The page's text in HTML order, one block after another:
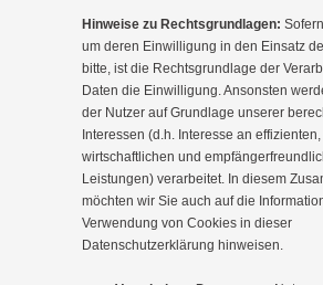
Hinweise zu Rechtsgrundlagen:
um deren Einwilligung in den Einsatz
bitte, ist die Rechtsgrundlage der
Daten die Einwilligung. Ansonsten
der Nutzer auf Grundlage unserer
Interessen (d.h. Interesse an effizienten,
wirtschaftlichen und
Leistungen) verarbeitet. In diesem
möchten wir Sie auch auf die
Verwendung von Cookies in dieser
Datenschutzerklärung hinweisen.